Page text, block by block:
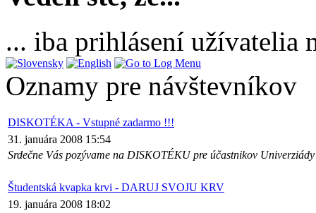
... iba prihlásení užívatelia
Oznamy pre návštevníkov
DISKOTÉKA - Vstupné zadarmo !!!
31. januára 2008 15:54
Srdečne Vás pozývame na DISKOTÉKU pre účastnikov
Študentská kvapka krvi - DARUJ SVOJU KRV
19. januára 2008 18:02